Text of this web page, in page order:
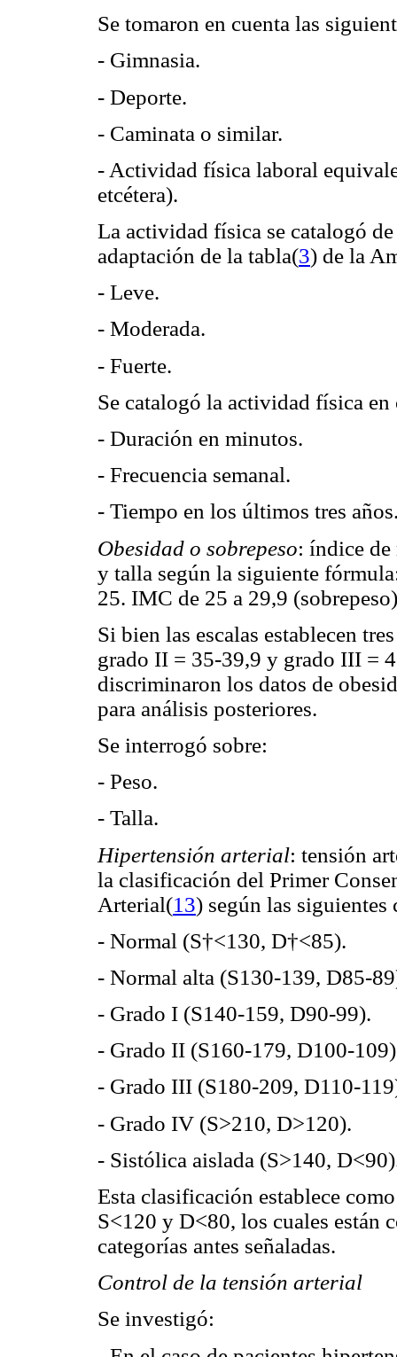
Se tomaron en cuenta las
- Gimnasia.
- Deporte.
- Caminata o similar.
- Actividad física laboral
etcétera).
La actividad física se catalogó
adaptación de la tabla(3) de la
- Leve.
- Moderada.
- Fuerte.
Se catalogó la actividad física en
- Duración en minutos.
- Frecuencia semanal.
- Tiempo en los últimos tres
Obesidad o sobrepeso: índice
y talla según la siguiente
25. IMC de 25 a 29,9
Si bien las escalas establecen
grado II = 35-39,9 y grado III =
discriminaron los datos de
para análisis posteriores.
Se interrogó sobre:
- Peso.
- Talla.
Hipertensión arterial: tensión
la clasificación del Primer
Arterial(13) según las siguientes
- Normal (S†<130, D†<85).
- Normal alta (S130-139, D85-
- Grado I (S140-159, D90-99).
- Grado II (S160-179, D100-
- Grado III (S180-209, D110-
- Grado IV (S>210, D>120).
- Sistólica aislada (S>140,
Esta clasificación establece
S<120 y D<80, los cuales están
categorías antes señaladas.
Control de la tensión arterial
Se investigó: